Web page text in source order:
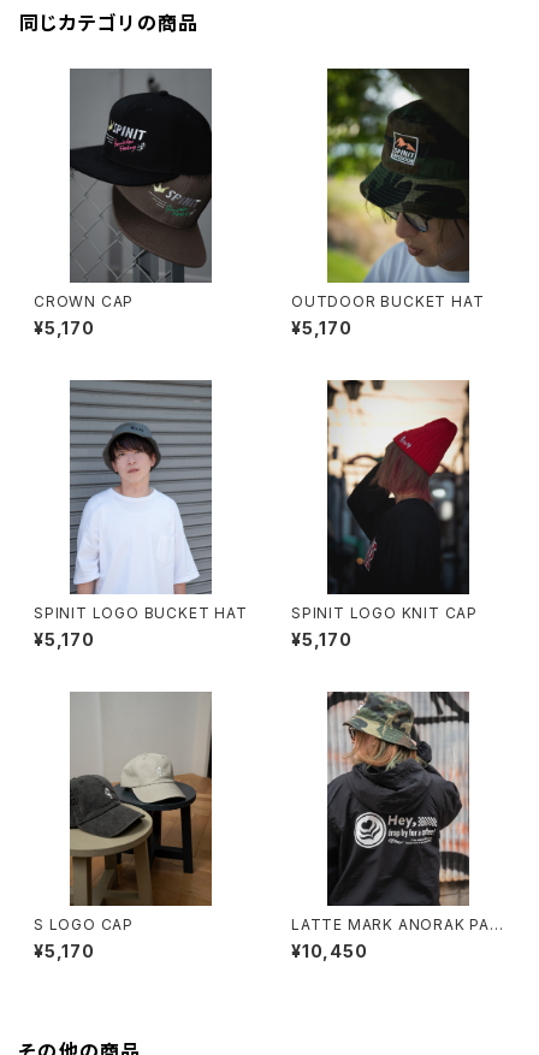
同じカテゴリの商品
CROWN CAP
¥5,170
OUTDOOR BUCKET HAT
¥5,170
SPINIT LOGO BUCKET HAT
¥5,170
SPINIT LOGO KNIT CAP
¥5,170
S LOGO CAP
¥5,170
LATTE MARK ANORAK PAR
KA
¥10,450